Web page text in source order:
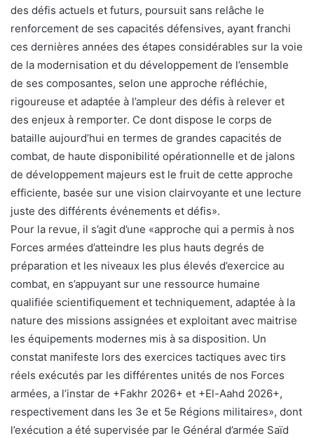
des défis actuels et futurs, poursuit sans relâche le
renforcement de ses capacités défensives, ayant franchi
ces dernières années des étapes considérables sur la voie
de la modernisation et du développement de l’ensemble
de ses composantes, selon une approche réfléchie,
rigoureuse et adaptée à l’ampleur des défis à relever et
des enjeux à remporter. Ce dont dispose le corps de
bataille aujourd’hui en termes de grandes capacités de
combat, de haute disponibilité opérationnelle et de jalons
de développement majeurs est le fruit de cette approche
efficiente, basée sur une vision clairvoyante et une lecture
juste des différents événements et défis».
Pour la revue, il s’agit d’une «approche qui a permis à nos
Forces armées d’atteindre les plus hauts degrés de
préparation et les niveaux les plus élevés d’exercice au
combat, en s’appuyant sur une ressource humaine
qualifiée scientifiquement et techniquement, adaptée à la
nature des missions assignées et exploitant avec maitrise
les équipements modernes mis à sa disposition. Un
constat manifeste lors des exercices tactiques avec tirs
réels exécutés par les différentes unités de nos Forces
armées, a l’instar de +Fakhr 2026+ et +El-Aahd 2026+,
respectivement dans les 3e et 5e Régions militaires», dont
l’exécution a été supervisée par le Général d’armée Saïd